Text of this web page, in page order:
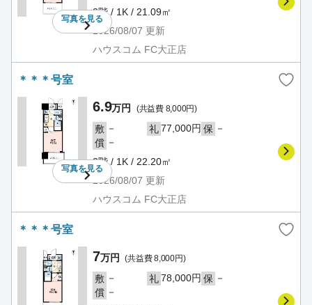
写真を見る
2階 / 1K / 21.09㎡
2026/08/07 更新
ハウスコム FC大正店
＊＊＊号室
写真を見る
6.9万円 (共益費 8,000円)
敷 － 礼77,000円 保 －
償 －
3階 / 1K / 22.20㎡
2026/08/07 更新
ハウスコム FC大正店
＊＊＊号室
7万円 (共益費 8,000円)
敷 － 礼78,000円 保 －
償 －